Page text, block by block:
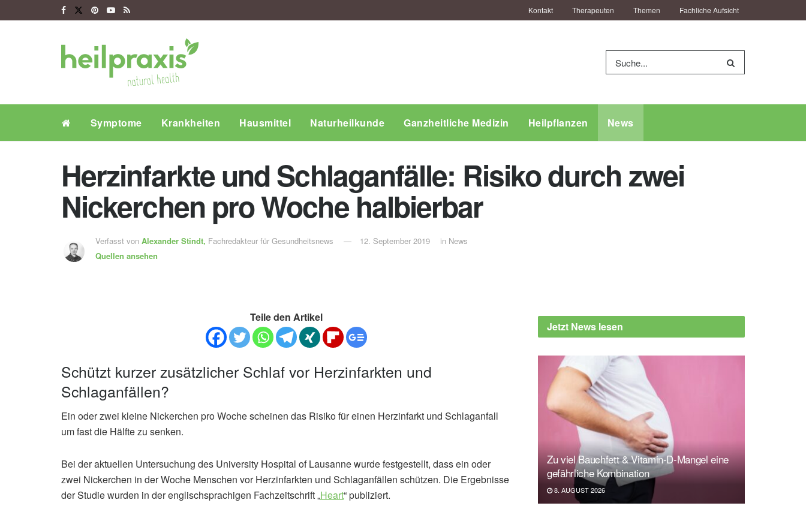
Kontakt Therapeuten Themen Fachliche Aufsicht
Symptome Krankheiten Hausmittel Naturheilkunde Ganzheitliche Medizin Heilpflanzen News
Herzinfarkte und Schlaganfälle: Risiko durch zwei
Nickerchen pro Woche halbierbar
Verfasst von Alexander Stindt, Fachredakteur für Gesundheitsnews
Quellen ansehen
12. September 2019 in News
Teile den Artikel
Schützt kurzer zusätzlicher Schlaf vor Herzinfarkten und
Schlaganfällen?
Ein oder zwei kleine Nickerchen pro Woche scheinen das Risiko für einen Herzinfarkt und Schlaganfall
um fast die Hälfte zu senken.
Bei der aktuellen Untersuchung des University Hospital of Lausanne wurde festgestellt, dass ein oder
zwei Nickerchen in der Woche Menschen vor Herzinfarkten und Schlaganfällen schützen. Die Ergebnisse
der Studie wurden in der englischsprachigen Fachzeitschrift „Heart“ publiziert.
Jetzt News lesen
Zu viel Bauchfett & Vitamin-D-Mangel eine
gefährliche Kombination
8. AUGUST 2026